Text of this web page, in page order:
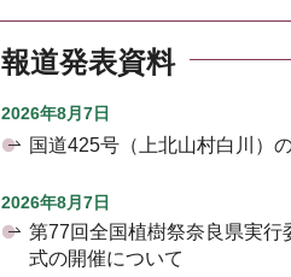
報道発表資料
2026年8月7日
国道425号（上北山村白川）
2026年8月7日
第77回全国植樹祭奈良県実
式の開催について